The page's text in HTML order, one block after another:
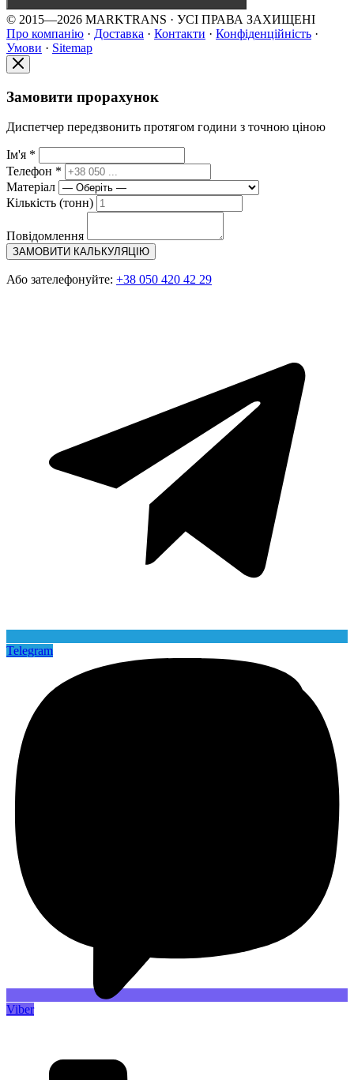
© 2015—2026 MARKTRANS · УСІ ПРАВА ЗАХИЩЕНІ
Про компанію · Доставка · Контакти · Конфіденційність ·
Умови · Sitemap
Замовити прорахунок
Диспетчер передзвонить протягом години з точною ціною
Ім'я *
Телефон *
Матеріал
Кількість (тонн)
Повідомлення
ЗАМОВИТИ КАЛЬКУЛЯЦІЮ
Або зателефонуйте: +38 050 420 42 29
Telegram
Viber